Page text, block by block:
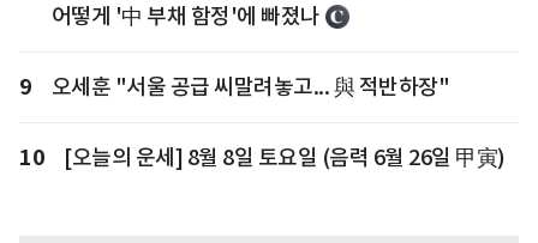
어떻게 '中 부채 함정'에 빠졌나
9 오세훈 "서울 공급 씨말려놓고... 與 적반하장"
10 [오늘의 운세] 8월 8일 토요일 (음력 6월 26일 甲寅)